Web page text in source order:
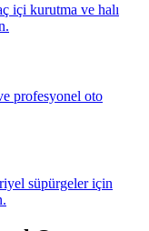
içi kurutma ve halı
profesyonel oto
süpürgeler için